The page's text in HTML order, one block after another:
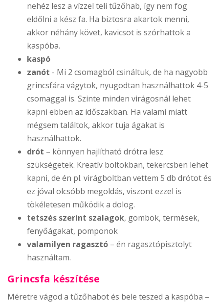
nehéz lesz a vízzel teli tűzőhab, így nem fog
eldőlni a kész fa. Ha biztosra akartok menni,
akkor néhány követ, kavicsot is szórhattok a
kaspóba.
kaspó
zanót - Mi 2 csomagból csináltuk, de ha nagyobb
grincsfára vágytok, nyugodtan használhattok 4-5
csomaggal is. Szinte minden virágosnál lehet
kapni ebben az időszakban. Ha valami miatt
mégsem találtok, akkor tuja ágakat is
használhattok.
drót – könnyen hajlítható drótra lesz
szükségetek. Kreatív boltokban, tekercsben lehet
kapni, de én pl. virágboltban vettem 5 db drótot és
ez jóval olcsóbb megoldás, viszont ezzel is
tökéletesen működik a dolog.
tetszés szerint szalagok, gömbök, termések,
fenyőágakat, pomponok
valamilyen ragasztó – én ragasztópisztolyt
használtam.
Grincsfa készítése
Méretre vágod a tűzőhabot és bele teszed a kaspóba –